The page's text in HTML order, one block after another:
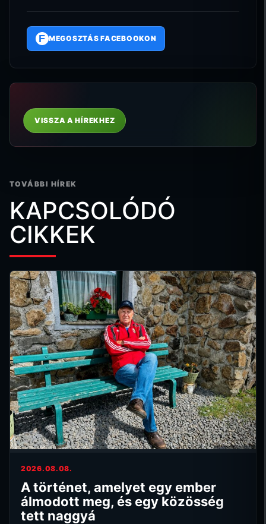
F MEGOSZTÁS FACEBOOKON
VISSZA A HÍREKHEZ
TOVÁBBI HÍREK
KAPCSOLÓDÓ
CIKKEK
2026.08.08.
A történet, amelyet egy ember
álmodott meg, és egy közösség
tett naggyá